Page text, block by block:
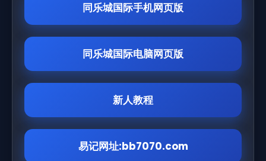
同乐城国际手机网页版
同乐城国际电脑网页版
新人教程
易记网址:bb7070.com